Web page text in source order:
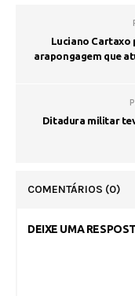
Luciano Cartaxo
arapongagem que
Ditadura militar
COMENTÁRIOS (0)
DEIXE UMA